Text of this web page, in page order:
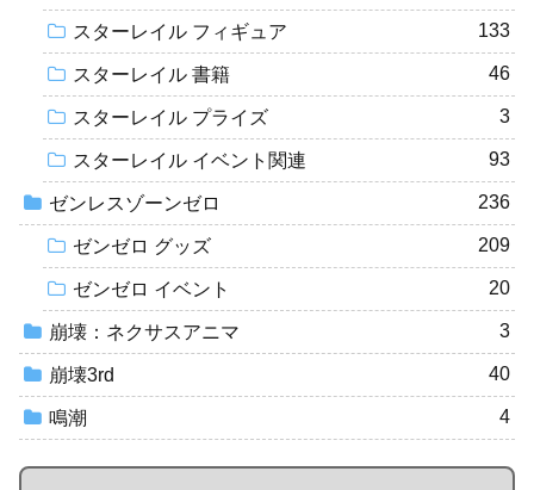
スターレイル フィギュア 133
スターレイル 書籍 46
スターレイル プライズ 3
スターレイル イベント関連 93
ゼンレスゾーンゼロ 236
ゼンゼロ グッズ 209
ゼンゼロ イベント 20
崩壊：ネクサスアニマ 3
崩壊3rd 40
鳴潮 4